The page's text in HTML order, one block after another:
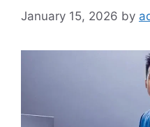
January 15, 2026 by